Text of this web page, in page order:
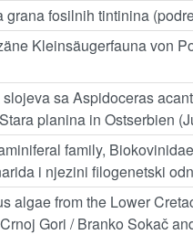
grana fosilnih tintinina
Kleinsäugerfauna von
sa Aspidoceras
planina in Ostserbien
family,
i njezini filogenetski
algae from the Lower
Gori / Branko Sokač